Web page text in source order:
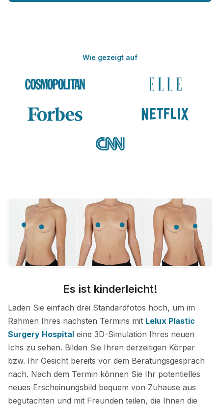
Wie gezeigt auf
Es ist kinderleicht!
Laden Sie einfach drei Standardfotos hoch, um im
Rahmen Ihres nächsten Termins mit Lelux Plastic
Surgery Hospital eine 3D-Simulation Ihres neuen
Ichs zu sehen. Bilden Sie Ihren derzeitigen Körper
bzw. Ihr Gesicht bereits vor dem Beratungsgespräch
nach. Nach dem Termin können Sie Ihr potentielles
neues Erscheinungsbild bequem von Zuhause aus
begutachten und mit Freunden teilen, die Ihnen die